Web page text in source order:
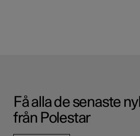
Få alla de senaste
från Polestar